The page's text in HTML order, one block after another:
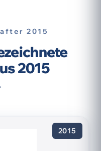
2015
2015
2015